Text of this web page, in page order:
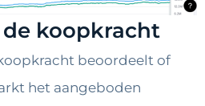
koopkracht
beoordeelt of
het aangeboden